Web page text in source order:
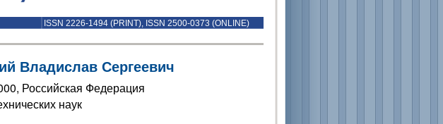
ISSN 2226-1494 (PRINT), ISSN 2500-0373 (ONLINE)
Владислав Сергеевич
Российская Федерация
наук